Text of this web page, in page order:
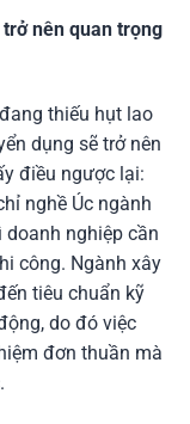
nên quan trọng
thiếu hụt lao
dụng sẽ trở nên
điều ngược lại:
nghề Úc ngành
nghiệp cần
công. Ngành xây
tiêu chuẩn kỹ
do đó việc
đơn thuần mà